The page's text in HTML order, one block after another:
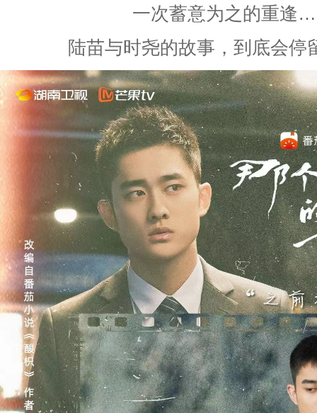
一次蓄意为之的重逢
陆苗与时尧的故事，到底会停